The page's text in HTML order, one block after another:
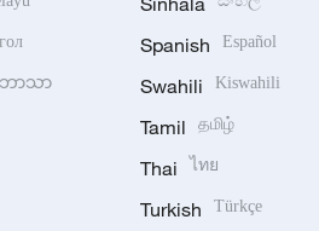
ဘာသာ
Spanish Español
Swahili Kiswahili
Tamil தமிழ்
Thai ไทย
Turkish Türkçe